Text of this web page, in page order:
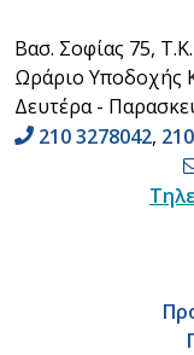
Βασ. Σοφίας 75,
Ωράριο Υποδοχής
Δευτέρα -
210 3278042,